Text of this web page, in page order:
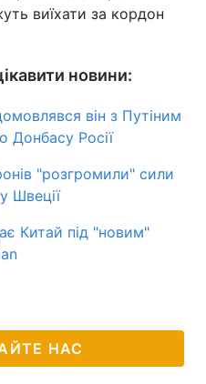
виїхати за кордон
новини:
він з Путіним
Донбасу Росії
"розгромили" сили
Швеції
Китай під "новим"
НАС